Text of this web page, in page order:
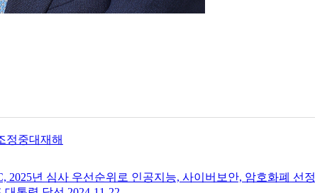
정중대재해
2025년 심사 우선순위로 인공지능, 사이버보안, 암호화폐 선정